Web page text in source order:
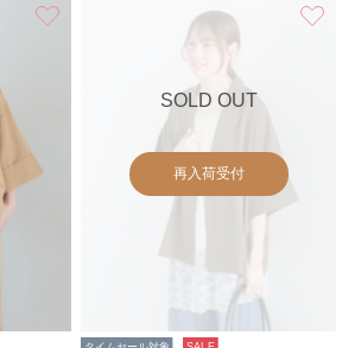
SOLD OUT
再入荷受付